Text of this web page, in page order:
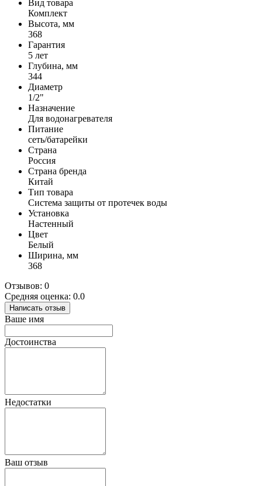
Вид товара
Комплект
Высота, мм
368
Гарантия
5 лет
Глубина, мм
344
Диаметр
1/2"
Назначение
Для водонагревателя
Питание
сеть/батарейки
Страна
Россия
Страна бренда
Китай
Тип товара
Система защиты от протечек воды
Установка
Настенный
Цвет
Белый
Ширина, мм
368
Отзывов: 0
Средняя оценка: 0.0
Написать отзыв
Ваше имя
Достоинства
Недостатки
Ваш отзыв